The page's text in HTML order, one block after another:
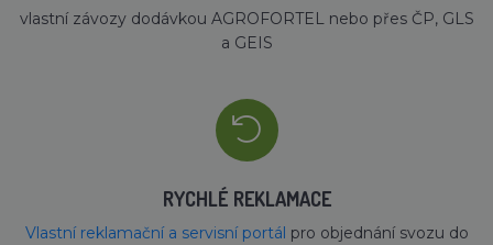
vlastní závozy dodávkou AGROFORTEL nebo přes ČP, GLS
a GEIS
RYCHLÉ REKLAMACE
Vlastní reklamační a servisní portál pro objednání svozu do